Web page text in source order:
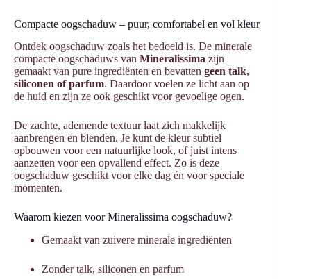
Compacte oogschaduw – puur, comfortabel en vol kleur
Ontdek oogschaduw zoals het bedoeld is. De minerale
compacte oogschaduws van Mineralissima zijn
gemaakt van pure ingrediënten en bevatten geen talk,
siliconen of parfum. Daardoor voelen ze licht aan op
de huid en zijn ze ook geschikt voor gevoelige ogen.
De zachte, ademende textuur laat zich makkelijk
aanbrengen en blenden. Je kunt de kleur subtiel
opbouwen voor een natuurlijke look, of juist intens
aanzetten voor een opvallend effect. Zo is deze
oogschaduw geschikt voor elke dag én voor speciale
momenten.
Waarom kiezen voor Mineralissima oogschaduw?
Gemaakt van zuivere minerale ingrediënten
Zonder talk, siliconen en parfum